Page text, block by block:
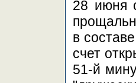
28 июня
в
счет
51-й